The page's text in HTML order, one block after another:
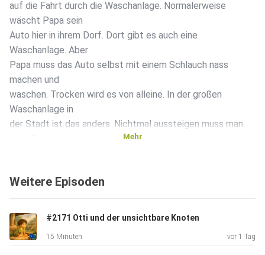
auf die Fahrt durch die Waschanlage. Normalerweise
wäscht Papa sein
Auto hier in ihrem Dorf. Dort gibt es auch eine
Waschanlage. Aber
Papa muss das Auto selbst mit einem Schlauch nass
machen und
waschen. Trocken wird es von alleine. In der großen
Waschanlage in
der Stadt ist das anders. Nichtmal aussteigen muss man
schon immer wissen was in diesen Waschanlagen passiert
funktionieren. Als sie das Geheimnis der Waschanlage
entdeckt war
Wanda verblüfft.
Mehr
Weitere Episoden
#2171 Otti und der unsichtbare Knoten
15 Minuten vor 1 Tag